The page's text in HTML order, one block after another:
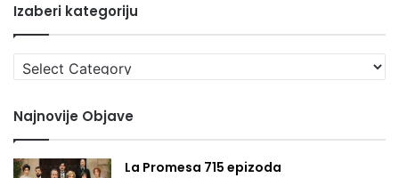
Izaberi kategoriju
Izaberi
kategoriju
Najnovije Objave
La Promesa 715 epizoda